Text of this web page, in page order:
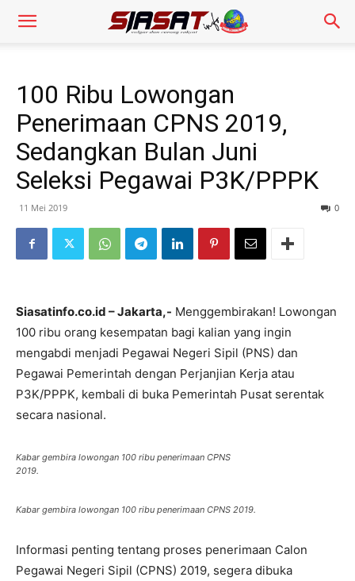
100 Ribu Lowongan
Penerimaan CPNS 2019,
Sedangkan Bulan Juni
Seleksi Pegawai P3K/PPPK
11 Mei 2019 0
Siasatinfo.co.id – Jakarta,- Menggembirakan! Lowongan
100 ribu orang kesempatan bagi kalian yang ingin
mengabdi menjadi Pegawai Negeri Sipil (PNS) dan
Pegawai Pemerintah dengan Perjanjian Kerja atau
P3K/PPPK, kembali di buka Pemerintah Pusat serentak
secara nasional.
Kabar gembira lowongan 100 ribu penerimaan CPNS
2019.
Kabar gembira lowongan 100 ribu penerimaan CPNS 2019.
Informasi penting tentang proses penerimaan Calon
Pegawai Negeri Sipil (CPNS) 2019, segera dibuka